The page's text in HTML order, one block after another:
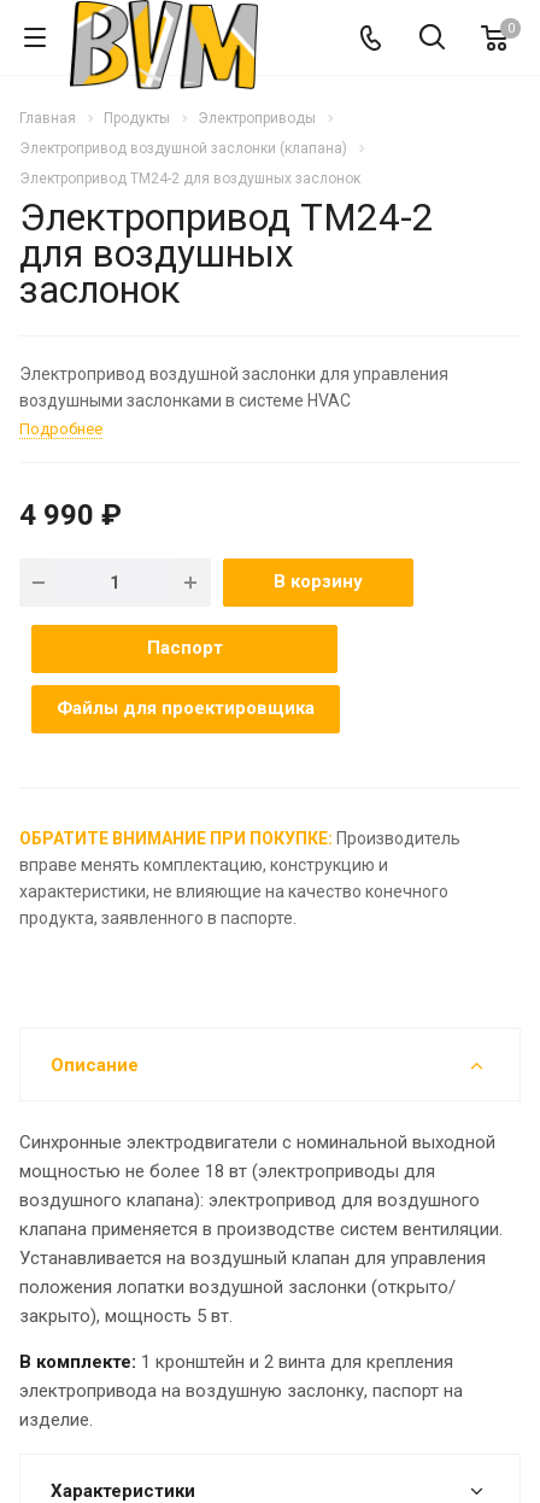
0
Главная Продукты
Электроприводы
Электропривод воздушной заслонки (клапана)
Электропривод TM24-2 для воздушных заслонок
Электропривод TM24-2
для воздушных
заслонок
Электропривод воздушной заслонки для управления
воздушными заслонками в системе HVAC
Подробнее
4 990 ₽
В корзину
Паспорт
Файлы для проектировщика
ОБРАТИТЕ ВНИМАНИЕ ПРИ ПОКУПКЕ: Производитель
вправе менять комплектацию, конструкцию и
характеристики, не влияющие на качество конечного
продукта, заявленного в паспорте.
Описание
Синхронные электродвигатели с номинальной выходной
мощностью не более 18 вт (электроприводы для
воздушного клапана): электропривод для воздушного
клапана применяется в производстве систем вентиляции.
Устанавливается на воздушный клапан для управления
положения лопатки воздушной заслонки (открыто/
закрыто), мощность 5 вт.
В комплекте: 1 кронштейн и 2 винта для крепления
электропривода на воздушную заслонку, паспорт на
изделие.
Характеристики